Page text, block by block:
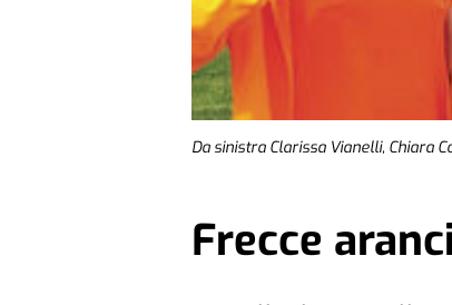
Da sinistra Clarissa Vianelli, Chiara
Frecce